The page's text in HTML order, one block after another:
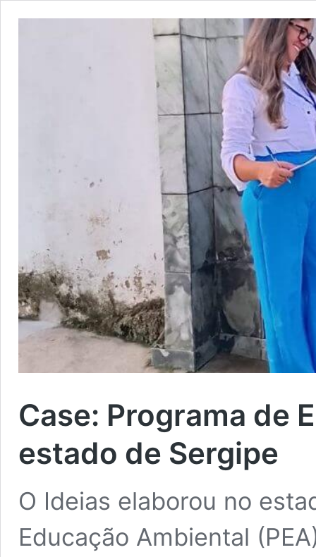
Case: Programa de
estado de Sergipe
O Ideias elaborou no
Educação Ambiental